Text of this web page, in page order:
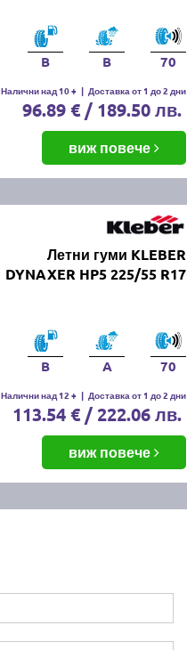
B B 70
Налични над 10 + | Доставка от 1 до 2 дни
96.89 € / 189.50 лв.
виж повече
Летни гуми KLEBER
DYNAXER HP5 225/55 R17
B A 70
Налични над 12 + | Доставка от 1 до 2 дни
113.54 € / 222.06 лв.
виж повече